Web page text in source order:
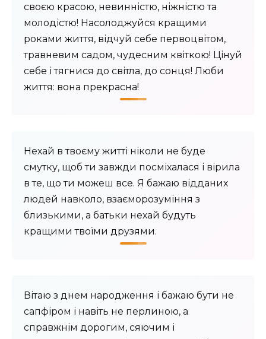
своєю красою, невинністю, ніжністю та
молодістю! Насолоджуйся кращими
роками життя, відчуй себе первоцвітом,
травневим садом, чудесним квіткою! Цінуй
себе і тягнися до світла, до сонця! Люби
життя: вона прекрасна!
Нехай в твоєму житті ніколи не буде
смутку, щоб ти завжди посміхалася і вірила
в те, що ти можеш все. Я бажаю відданих
людей навколо, взаєморозуміння з
близькими, а батьки нехай будуть
кращими твоїми друзями.
Вітаю з днем ​​народження і бажаю бути не
сапфіром і навіть не перлиною, а
справжнім дорогим, сяючим і